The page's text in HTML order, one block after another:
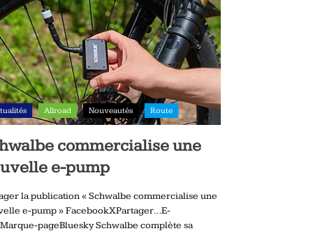
Allroad Nouveautés Route
commercialise une
e-pump
la publication « Schwalbe commercialise une
e-pump » FacebookXPartager…E-
pageBluesky Schwalbe complète sa